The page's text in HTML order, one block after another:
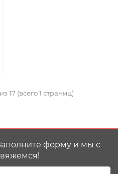
17 (всего 1 страниц)
форму и мы с